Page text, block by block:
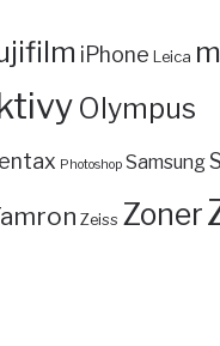
iPhone Leica
Olympus
Photoshop Samsung
Zeiss Zoner